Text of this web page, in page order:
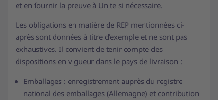
et en fournir la preuve à Unite si nécessaire.
Les obligations en matière de REP mentionnées ci-
après sont données à titre d’exemple et ne sont pas
exhaustives. Il convient de tenir compte des
dispositions en vigueur dans le pays de livraison :
Emballages : enregistrement auprès du registre
national des emballages (Allemagne) et contribution